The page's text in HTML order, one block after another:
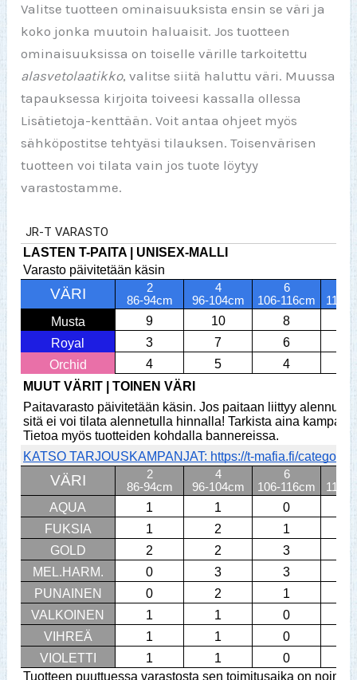
Valitse tuotteen ominaisuuksista ensin se väri ja
koko jonka muutoin haluaisit. Jos tuotteen
ominaisuuksissa on toiselle värille tarkoitettu
alasvetolaatikko, valitse siitä haluttu väri. Muussa
tapauksessa kirjoita toiveesi kassalla ollessa
Lisätietoja-kenttään. Voit antaa ohjeet myös
sähköpostitse tehtyäsi tilauksen. Toisenvärisen
tuotteen voi tilata vain jos tuote löytyy
varastostamme.